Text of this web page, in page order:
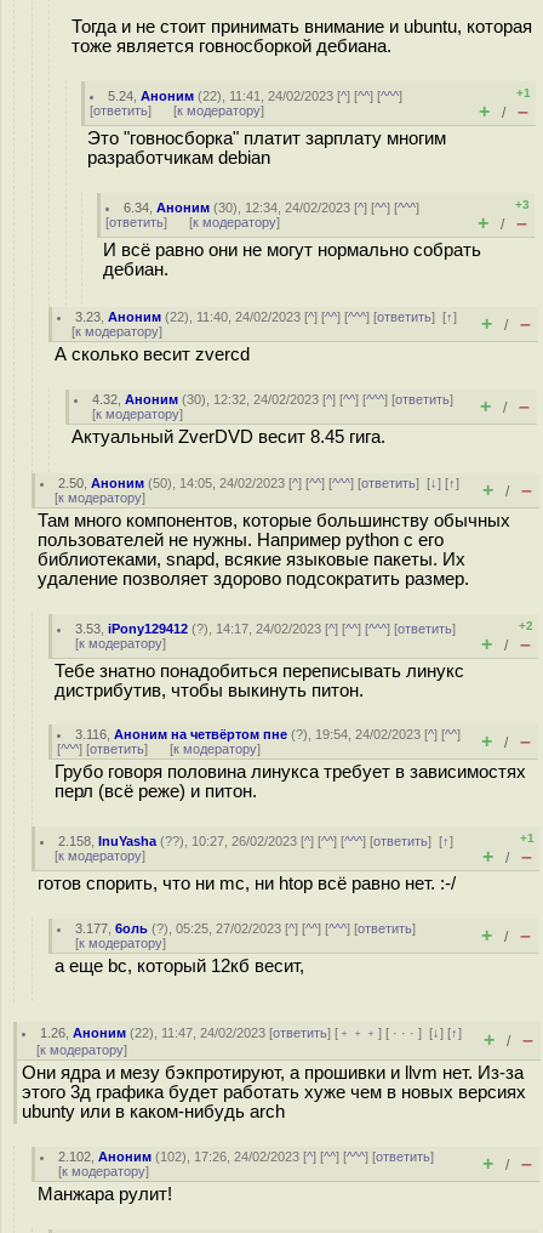
Тогда и не стоит принимать внимание и ubuntu, которая
тоже является гoвнoсборкой дебиана.
5.24 ,Аноним (22), 11:41, 24/02/2023 [^] [^^] [^^^]
[ответить] [к модератору]
+1
+ / –
Это "говносборка" платит зарплату многим
разработчикам debian
6.34 ,Аноним (30), 12:34, 24/02/2023 [^] [^^] [^^^]
[ответить] [к модератору]
+3
+ / –
И всё равно они не могут нормально собрать
дебиан.
3.23 ,Аноним (22), 11:40, 24/02/2023 [^] [^^] [^^^] [ответить][↑]
[к модератору] + / –
А сколько весит zvercd
4.32 ,Аноним (30), 12:32, 24/02/2023 [^] [^^] [^^^] [ответить]
[к модератору] + / –
Актуальный ZverDVD весит 8.45 гига.
2.50 ,Аноним (50), 14:05, 24/02/2023 [^] [^^] [^^^] [ответить][↓] [↑]
[к модератору] + / –
Там много компонентов, которые большинству обычных
пользователей не нужны. Например python с его
библиотеками, snapd, всякие языковые пакеты. Их
удаление позволяет здорово подсократить размер.
3.53 ,iPony129412 (?), 14:17, 24/02/2023 [^] [^^] [^^^] [ответить]
[к модератору]
+2
+ / –
Тебе знатно понадобиться переписывать линукс
дистрибутив, чтобы выкинуть питон.
3.116 ,Аноним на четвёртом пне (?), 19:54, 24/02/2023 [^] [^^]
[^^^] [ответить] [к модератору] + / –
Грубо говоря половина линукса требует в зависимостях
перл (всё реже) и питон.
2.158 ,InuYasha (??), 10:27, 26/02/2023 [^] [^^] [^^^] [ответить][↑]
[к модератору]
+1
+ / –
готов спорить, что ни mc, ни htop всё равно нет. :-/
3.177 ,6оль (?), 05:25, 27/02/2023 [^] [^^] [^^^] [ответить]
[к модератору] + / –
а еще bc, который 12кб весит,
1.26 ,Аноним (22), 11:47, 24/02/2023 [ответить] [ ﹢﹢﹢] [ · · ·][↓] [↑]
[к модератору] + / –
Они ядра и мезу бэкпротируют, а прошивки и llvm нет. Из-за
этого 3д графика будет работать хуже чем в новых версиях
ubunty или в каком-нибудь arch
2.102 ,Аноним (102), 17:26, 24/02/2023 [^] [^^] [^^^] [ответить]
[к модератору] + / –
Манжара рулит!